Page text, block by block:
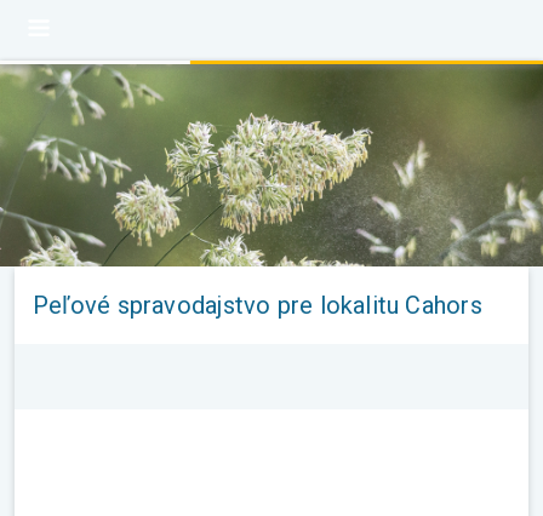
Peľové spravodajstvo pre lokalitu Cahors